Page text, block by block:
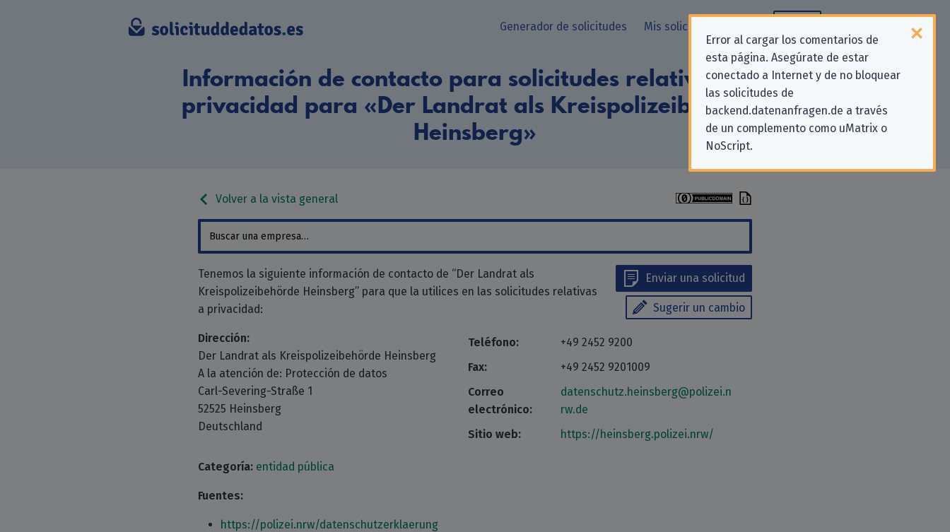
Error al cargar los comentarios de
esta página. Asegúrate de estar
conectado a Internet y de no bloquear
las solicitudes de
backend.datenanfragen.de a través
de un complemento como uMatrix o
NoScript.
Generador de solicitudes Mis solicitudes
Información de contacto para solicitudes relativas a la
privacidad para «Der Landrat als Kreispolizeibehörde
Heinsberg»
Volver a la vista general
Enviar una solicitud
Sugerir un cambio
Tenemos la siguiente información de contacto de “Der Landrat als
Kreispolizeibehörde Heinsberg” para que la utilices en las solicitudes relativas
a privacidad:
Dirección:
Der Landrat als Kreispolizeibehörde Heinsberg
A la atención de: Protección de datos
Carl-Severing-Straße 1
52525 Heinsberg
Deutschland
Teléfono:
+49 2452 9200
Fax:
+49 2452 9201009
Correo
electrónico:
datenschutz.heinsberg@polizei.n
rw.de
Sitio web:
https://heinsberg.polizei.nrw/
Categoría: entidad pública
Fuentes:
https://polizei.nrw/datenschutzerklaerung